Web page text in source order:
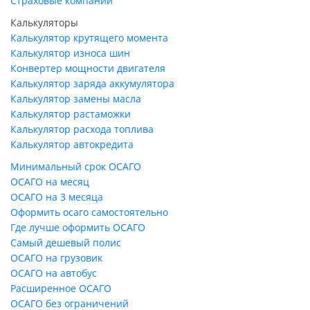
Калькуляторы
Калькулятор крутящего момента
Калькулятор износа шин
Конвертер мощности двигателя
Калькулятор заряда аккумулятора
Калькулятор замены масла
Калькулятор растаможки
Калькулятор расхода топлива
Калькулятор автокредита
Минимальный срок ОСАГО
ОСАГО на месяц
ОСАГО на 3 месяца
Оформить осаго самостоятельно
Где лучше оформить ОСАГО
Самый дешевый полис
ОСАГО на грузовик
ОСАГО на автобус
Расширенное ОСАГО
ОСАГО без ограничений